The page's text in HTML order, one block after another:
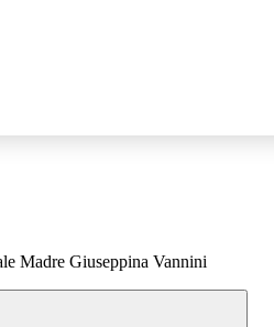
Madre Giuseppina Vannini